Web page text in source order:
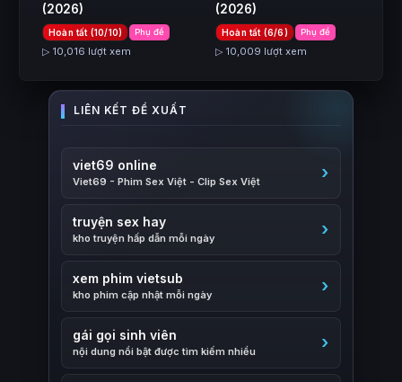
(2026)
Hoàn tất (10/10) Phụ đề
▷ 10,016 lượt xem
(2026)
Hoàn tất (6/6) Phụ đề
▷ 10,009 lượt xem
viet69 online
Viet69 - Phim Sex Việt - Clip Sex Việt
truyện sex hay
kho truyện hấp dẫn mỗi ngày
xem phim vietsub
kho phim cập nhật mỗi ngày
gái gọi sinh viên
nội dung nổi bật được tìm kiếm nhiều